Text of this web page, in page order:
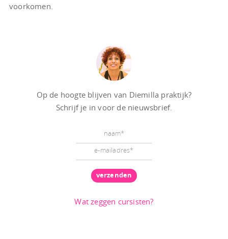
voorkomen.
Op de hoogte blijven van Diemilla praktijk?
Schrijf je in voor de nieuwsbrief.
Wat zeggen cursisten?